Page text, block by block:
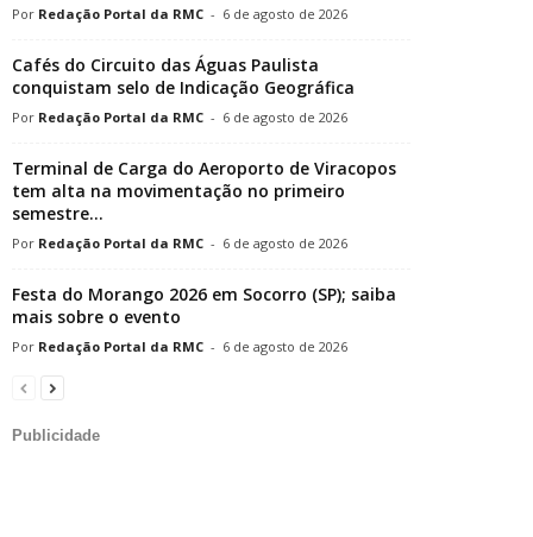
Redação Portal da RMC - 6 de agosto de 2026
Cafés do Circuito das Águas Paulista
conquistam selo de Indicação Geográfica
Redação Portal da RMC - 6 de agosto de 2026
Terminal de Carga do Aeroporto de Viracopos
tem alta na movimentação no primeiro
semestre...
Redação Portal da RMC - 6 de agosto de 2026
Festa do Morango 2026 em Socorro (SP); saiba
mais sobre o evento
Redação Portal da RMC - 6 de agosto de 2026
Publicidade